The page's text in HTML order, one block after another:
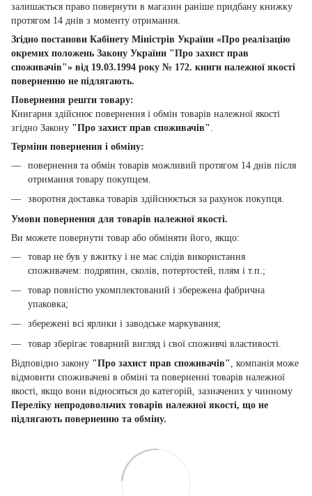
залишається право повернути в магазин раніше придбану книжку
протягом 14 днів з моменту отримання.
Згідно постанови Кабінету Міністрів України «Про реалізацію
окремих положень Закону України "Про захист прав
споживачів"» від 19.03.1994 року № 172. книги належної якості
поверненню не підлягають.
Повернення решти товару:
Книгарня здійснює повернення і обмін товарів належної якості
згідно Закону "Про захист прав споживачів"
Терміни повернення і обміну:
повернення та обмін товарів можливий протягом 14 днів після
отримання товару покупцем.
зворотня доставка товарів здійснюється за рахунок покупця.
Умови повернення для товарів належної якості.
Ви можете повернути товар або обміняти його, якщо:
товар не був у вжитку і не має слідів використання
споживачем: подряпин, сколів, потертостей, плям і т.п.;
товар повністю укомплектований і збережена фабрична
упаковка;
збережені всі ярлики і заводське маркування;
товар зберігає товарний вигляд і свої споживчі властивості.
Відповідно закону "Про захист прав споживачів", компанія може
відмовити споживачеві в обміні та поверненні товарів належної
якості, якщо вони відносяться до категорій, зазначених у чинному
Переліку непродовольчих товарів належної якості, що не
підлягають поверненню та обміну.